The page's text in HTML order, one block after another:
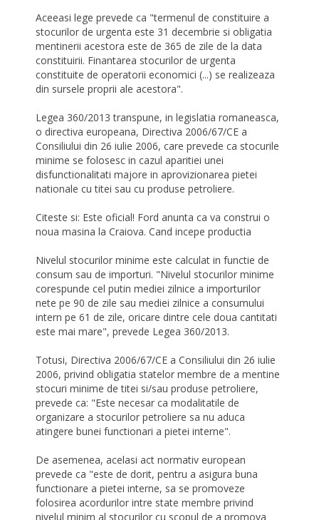
Aceeasi lege prevede ca "termenul de constituire a
stocurilor de urgenta este 31 decembrie si obligatia
mentinerii acestora este de 365 de zile de la data
constituirii. Finantarea stocurilor de urgenta
constituite de operatorii economici (...) se realizeaza
din sursele proprii ale acestora".
Legea 360/2013 transpune, in legislatia romaneasca,
o directiva europeana, Directiva 2006/67/CE a
Consiliului din 26 iulie 2006, care prevede ca stocurile
minime se folosesc in cazul aparitiei unei
disfunctionalitati majore in aprovizionarea pietei
nationale cu titei sau cu produse petroliere.
Citeste si: Este oficial! Ford anunta ca va construi o
noua masina la Craiova. Cand incepe productia
Nivelul stocurilor minime este calculat in functie de
consum sau de importuri. "Nivelul stocurilor minime
corespunde cel putin mediei zilnice a importurilor
nete pe 90 de zile sau mediei zilnice a consumului
intern pe 61 de zile, oricare dintre cele doua cantitati
este mai mare", prevede Legea 360/2013.
Totusi, Directiva 2006/67/CE a Consiliului din 26 iulie
2006, privind obligatia statelor membre de a mentine
stocuri minime de titei si/sau produse petroliere,
prevede ca: "Este necesar ca modalitatile de
organizare a stocurilor petroliere sa nu aduca
atingere bunei functionari a pietei interne".
De asemenea, acelasi act normativ european
prevede ca "este de dorit, pentru a asigura buna
functionare a pietei interne, sa se promoveze
folosirea acordurilor intre state membre privind
nivelul minim al stocurilor cu scopul de a promova